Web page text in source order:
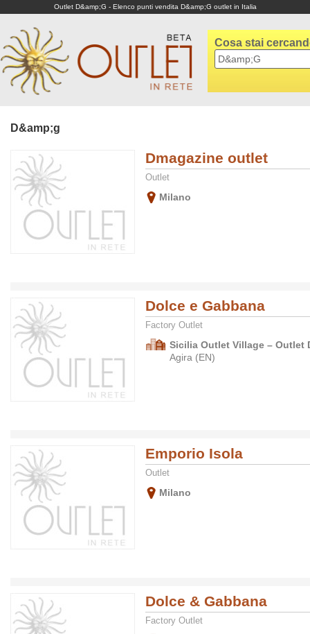
Outlet D&amp;G - Elenco punti vendita D&amp;G outlet in Italia
Cosa stai
D&amp;g
Dmagazine outlet
Outlet
Milano
Dolce e Gabbana
Factory Outlet
Sicilia Outlet Village – Outlet
Agira (EN)
Emporio Isola
Outlet
Milano
Dolce & Gabbana
Factory Outlet